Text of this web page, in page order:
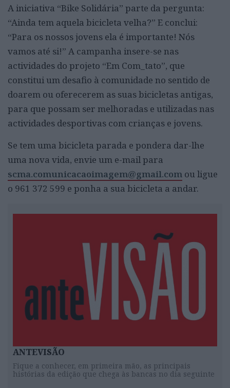
A iniciativa “Bike Solidária” parte da pergunta:
“Ainda tem aquela bicicleta velha?” E conclui:
“Para os nossos jovens ela é importante! Nós
vamos até si!” A campanha insere-se nas
actividades do projeto “Em Com_tato”, que
constitui um desafio à comunidade no sentido de
doarem ou oferecerem as suas bicicletas antigas,
para que possam ser melhoradas e utilizadas nas
actividades desportivas com crianças e jovens.
Se tem uma bicicleta parada e pondera dar-lhe
uma nova vida, envie um e-mail para
scma.comunicacaoimagem@gmail.com ou ligue
o 961 372 599 e ponha a sua bicicleta a andar.
ANTEVISÃO
Fique a conhecer, em primeira mão, as principais
histórias da edição que chega às bancas no dia seguinte